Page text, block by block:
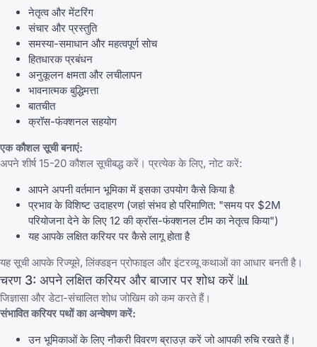
नेतृत्व और मेंटरिंग
संचार और प्रस्तुति
समस्या-समाधान और महत्वपूर्ण सोच
हितधारक प्रबंधन
अनुकूलन क्षमता और लचीलापन
भावनात्मक बुद्धिमत्ता
बातचीत
क्रॉस-फंक्शनल सहयोग
एक कौशल सूची बनाएं:
अपने शीर्ष 15-20 कौशल सूचीबद्ध करें। प्रत्येक के लिए, नोट करें:
आपने अपनी वर्तमान भूमिका में इसका उपयोग कैसे किया है
प्रभाव के विशिष्ट उदाहरण (जहां संभव हो परिमाणित: "समय पर $2M
परियोजना देने के लिए 12 की क्रॉस-फंक्शनल टीम का नेतृत्व किया")
यह आपके लक्षित करियर पर कैसे लागू होता है
यह सूची आपके रिज्यूमे, लिंक्डइन प्रोफाइल और इंटरव्यू कथाओं का आधार बनती है।
चरण 3: अपने लक्षित करियर और बाजार पर शोध करें 📊
जिज्ञासा और डेटा-संचालित शोध जोखिम को कम करते हैं।
संभावित करियर पथों का अन्वेषण करें:
उन भूमिकाओं के लिए नौकरी विवरण ब्राउज़ करें जो आपकी रुचि रखते हैं।